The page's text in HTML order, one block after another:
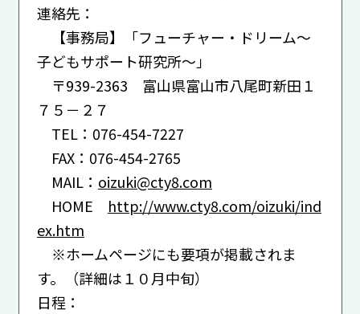
連絡先：
【事務局】「フューチャー・ドリーム～
子どもサポート研究所～」
〒939-2363 富山県富山市八尾町新田１
７５－２７
TEL：076-454-7227
FAX：076-454-2765
MAIL： oizuki@cty8.com
HOME http://www.cty8.com/oizuki/ind
ex.htm
※ホームページにも要項が掲載されま
す。（詳細は１０月中旬）
日程：